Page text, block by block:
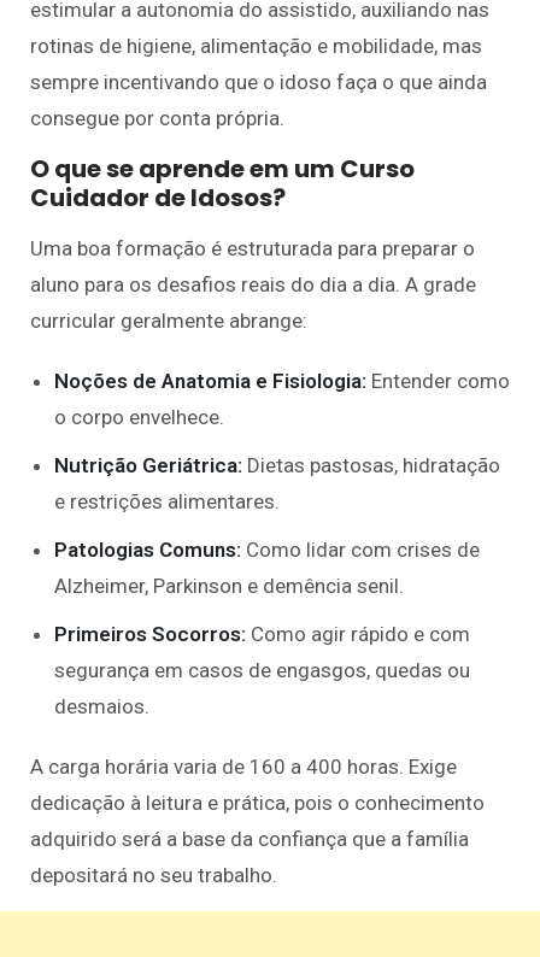
estimular a autonomia do assistido, auxiliando nas
rotinas de higiene, alimentação e mobilidade, mas
sempre incentivando que o idoso faça o que ainda
consegue por conta própria.
O que se aprende em um Curso
Cuidador de Idosos?
Uma boa formação é estruturada para preparar o
aluno para os desafios reais do dia a dia. A grade
curricular geralmente abrange:
Noções de Anatomia e Fisiologia: Entender como
o corpo envelhece.
Nutrição Geriátrica: Dietas pastosas, hidratação
e restrições alimentares.
Patologias Comuns: Como lidar com crises de
Alzheimer, Parkinson e demência senil.
Primeiros Socorros: Como agir rápido e com
segurança em casos de engasgos, quedas ou
desmaios.
A carga horária varia de 160 a 400 horas. Exige
dedicação à leitura e prática, pois o conhecimento
adquirido será a base da confiança que a família
depositará no seu trabalho.